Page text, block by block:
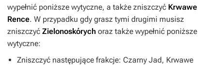
wypełnić poniższe wytyczne, a także zniszczyć Krwawe
Rence. W przypadku gdy grasz tymi drugimi musisz
zniszczyć Zielonoskórych oraz także wypełnić poniższe
wytyczne:
Zniszczyć następujące frakcje: Czarny Jad, Krwawe